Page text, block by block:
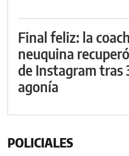
Final feliz: la
neuquina
de Instagram tras
agonía
POLICIALES